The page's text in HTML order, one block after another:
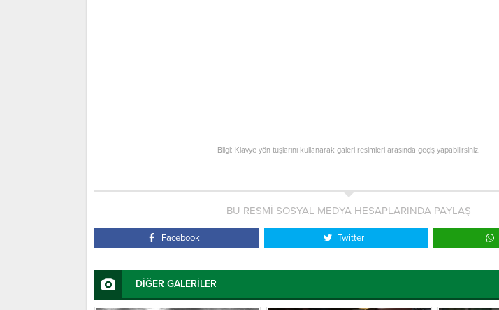
Bilgi: Klavye yön tuşlarını kullanarak galeri resimleri arasında geçiş yapabilirsiniz.
BU RESMİ SOSYAL MEDYA HESAPLARINDA PAYLAŞ
Facebook Twitter
DİĞER GALERİLER